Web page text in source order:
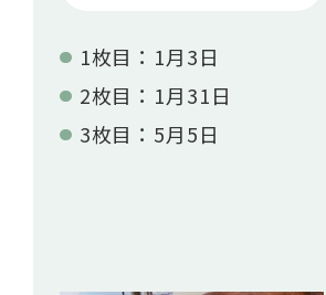
1枚目：1月3日
2枚目：1月31日
3枚目：5月5日